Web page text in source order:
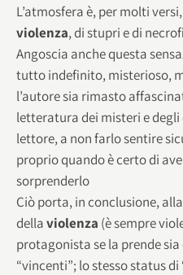
L’atmosfera è, per molti
violenza, di stupri e di
Angoscia anche questa
tutto indefinito, misterioso,
l’autore sia rimasto
letteratura dei misteri e
lettore, a non farlo sentire
proprio quando è certo di
sorprenderlo
Ciò porta, in conclusione,
dellaviolenza (è sempre
protagonista se la prende
“vincenti”; lo stesso status